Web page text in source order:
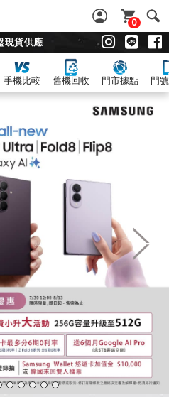
0
現貨供應
手機比較 舊機回收 門市據點 門